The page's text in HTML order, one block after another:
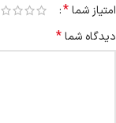
امتیاز شما*
دیدگاه شما*